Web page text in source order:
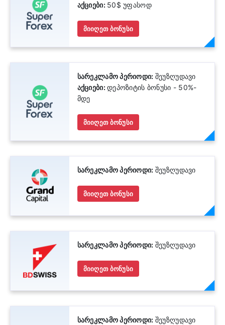
აქციები: 50$ უფასოდ
მიიღეთ ბონუსი
სარეკლამო პერიოდი: შეუზღუდავი
აქციები:დეპოზიტის ბონუსი - 50%-
მდე
მიიღეთ ბონუსი
სარეკლამო პერიოდი: შეუზღუდავი
მიიღეთ ბონუსი
სარეკლამო პერიოდი: შეუზღუდავი
მიიღეთ ბონუსი
სარეკლამო პერიოდი: შეუზღუდავი